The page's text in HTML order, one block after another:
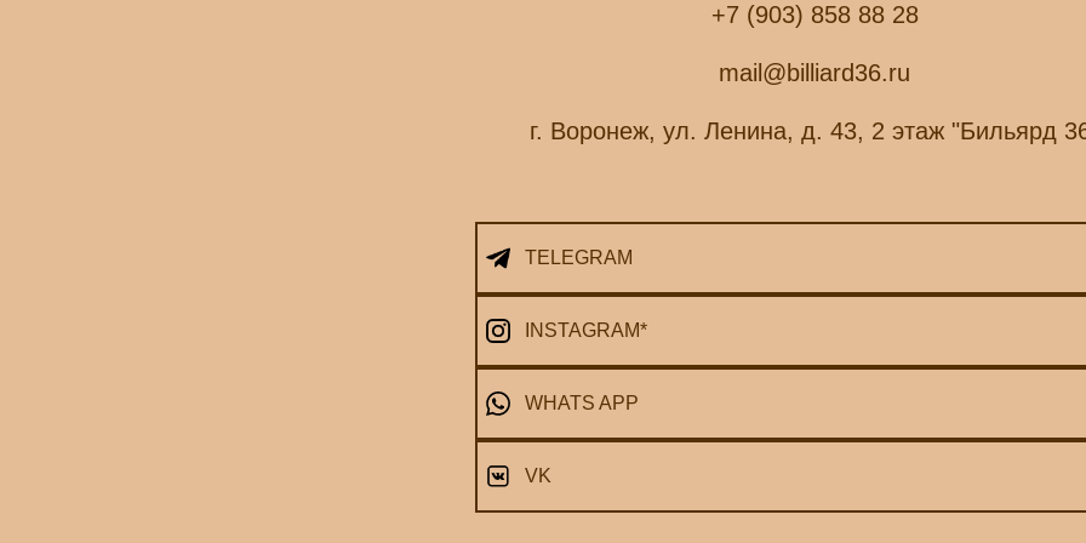
+7 (903) 858 88 28
mail@billiard36.ru
г. Воронеж, ул. Ленина, д. 43, 2 этаж "Бильярд
TELEGRAM
INSTAGRAM*
WHATS APP
VK